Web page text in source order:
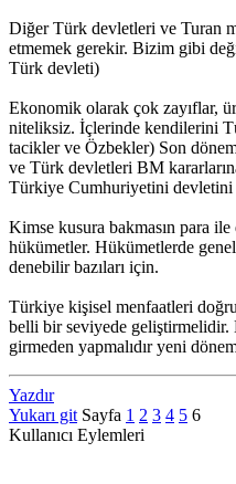
Diğer Türk devletleri ve Turan
etmemek gerekir. Bizim gibi
Türk devleti)
Ekonomik olarak çok zayıflar,
niteliksiz. İçlerinde kendilerini
tacikler ve Özbekler) Son
ve Türk devletleri BM
Türkiye Cumhuriyetini devletini
Kimse kusura bakmasın para
hükümetler. Hükümetlerde
denebilir bazıları için.
Türkiye kişisel menfaatleri
belli bir seviyede geliştirmelidir.
girmeden yapmalıdır yeni
Yazdır
Yukarı git Sayfa 1 2 3 4 5 6
Kullanıcı Eylemleri